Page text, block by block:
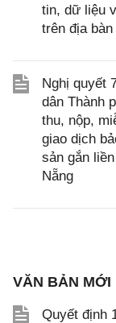
tin, dữ liệu
trên địa
Nghị quyết
dân Thành
thu, nộp,
giao dịch
sản gắn
Nẵng
VĂN BẢN MỚI
Quyết định